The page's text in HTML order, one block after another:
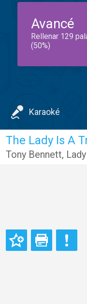
Avancé
Rellenar 129
(50%)
Karaoké
The Lady Is A
Tony Bennett,